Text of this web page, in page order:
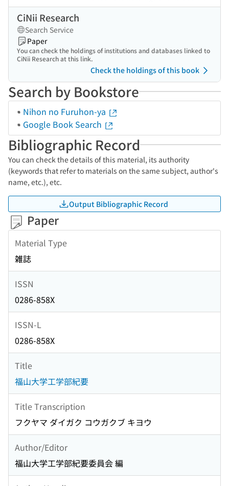
CiNii Research
Search Service
Paper
You can check the holdings of institutions and databases linked to
CiNii Research at this link.
Check the holdings of this book
Search by Bookstore
Nihon no Furuhon-ya
Google Book Search
Bibliographic Record
You can check the details of this material, its authority
(keywords that refer to materials on the same subject, author's
name, etc.), etc.
Output Bibliographic Record
Paper
Material Type
雑誌
ISSN
0286-858X
ISSN-L
0286-858X
Title
福山大学工学部紀要
Title Transcription
フクヤマ ダイガク コウガクブ キヨウ
Author/Editor
福山大学工学部紀要委員会 編